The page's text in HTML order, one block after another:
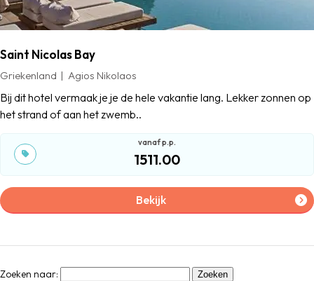
Saint Nicolas Bay
Griekenland Agios Nikolaos
Bij dit hotel vermaak je je de hele vakantie lang. Lekker zonnen op
het strand of aan het zwemb..
1511.00
Bekijk
Zoeken naar: